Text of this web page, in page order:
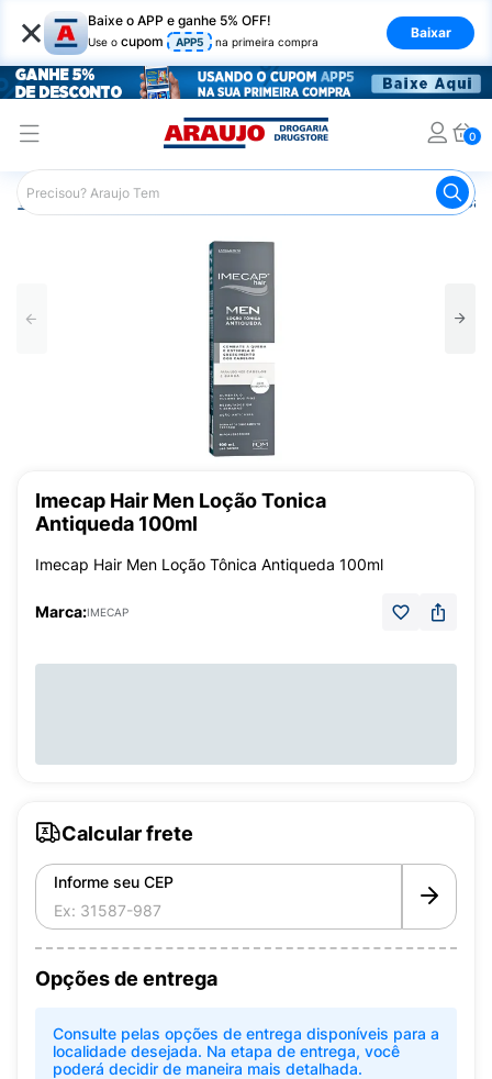
× Baixe o APP e ganhe 5% OFF!
Use o cupom APP5 na primeira compra
Baixar
0
Araujo Dermocosméticos Dermocosméticos para os
Imecap Hair Men Loção Tonica
Antiqueda 100ml
Imecap Hair Men Loção Tônica Antiqueda 100ml
Marca:IMECAP
Calcular frete
Informe seu CEP
Opções de entrega
Consulte pelas opções de entrega disponíveis para a
localidade desejada. Na etapa de entrega, você
poderá decidir de maneira mais detalhada.